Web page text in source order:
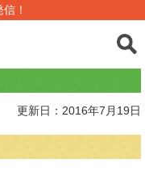
！
更新日：2016年7月19日